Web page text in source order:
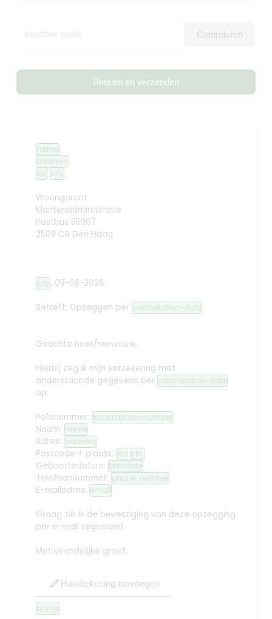
Voucher code Controleren
Betalen en verzenden
name
address
zip city
Woongarant
Klantenadministratie
Postbus 85967
2508 CR Den Haag
city, 09-08-2026
Betreft: Opzeggen per cancellation-date
Geachte heer/mevrouw,
Hierbij zeg ik mijn verzekering met
onderstaande gegevens per cancellation-date
op.
Polisnummer: subscription-number
Naam: name
Adres: address
Postcode + plaats: zip city
Geboortedatum: birthdate
Telefoonnummer: phone-number
E-mailadres: email
Graag zie ik de bevestiging van deze opzegging
per e-mail tegemoet.
Met vriendelijke groet,
edit Handtekening toevoegen
name